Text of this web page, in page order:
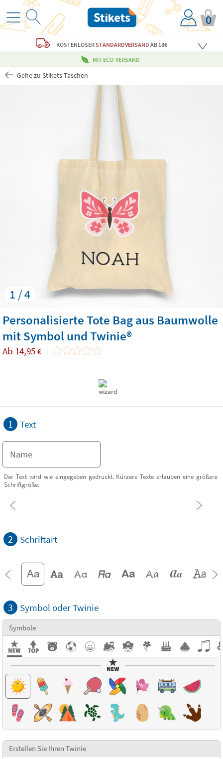
0
KOSTENLOSERSTANDARDVERSAND AB 18€
MIT ECO-VERSAND
Gehe zu Stikets Taschen
1 / 4
Personalisierte Tote Bag aus Baumwolle
mit Symbol und Twinie®️
Ab 14,95 €
1 Text
Der Text wird wie eingegeben gedruckt. Kürzere Texte erlauben eine größere
Schriftgröße.
2 Schriftart
3 Symbol oder Twinie
Symbole
Erstellen Sie Ihren Twinie